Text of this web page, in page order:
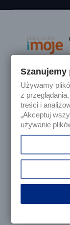
Produkty
Nasza firma
© 2025 -
Używamy
z
treści i
„Akceptuj
używanie